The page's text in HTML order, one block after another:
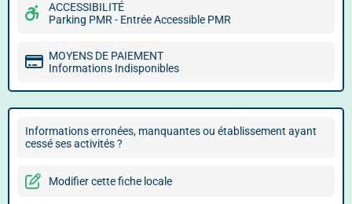
ACCESSIBILITÉ
Parking PMR - Entrée Accessible PMR
MOYENS DE PAIEMENT
Informations Indisponibles
Informations erronées, manquantes ou établissement ayant
cessé ses activités ?
Modifier cette fiche locale